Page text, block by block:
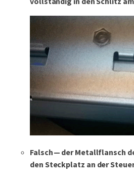
Falsch — der Metallflansch
den Steckplatz an der